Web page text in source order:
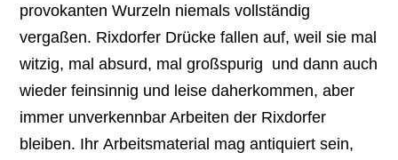
provokanten Wurzeln niemals vollständig
vergaßen. Rixdorfer Drücke fallen auf, weil sie mal
witzig, mal absurd, mal großspurig und dann auch
wieder feinsinnig und leise daherkommen, aber
immer unverkennbar Arbeiten der Rixdorfer
bleiben. Ihr Arbeitsmaterial mag antiquiert sein,